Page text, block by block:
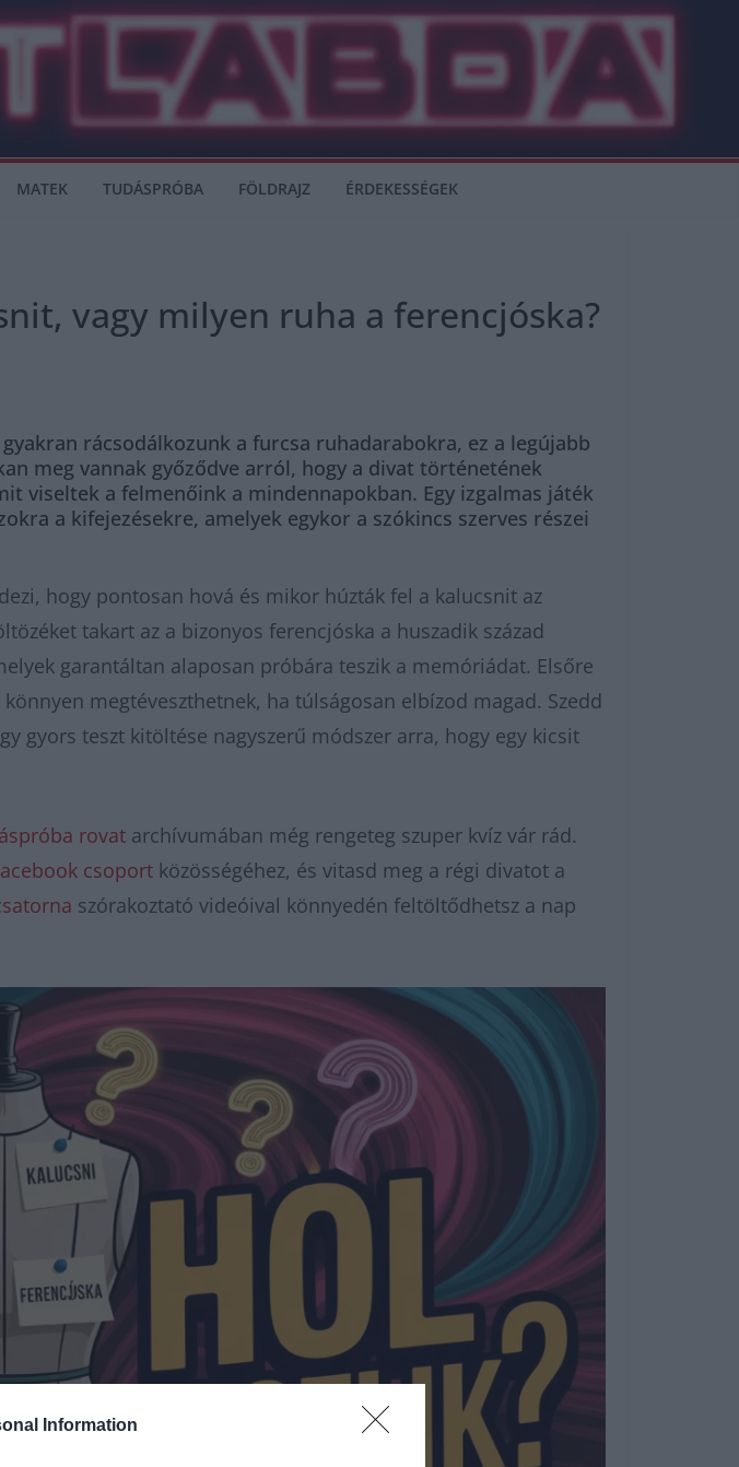
Information
MATEK TUDÁSPRÓBA FÖLDRAJZ ÉRDEKESSÉGEK
vagy milyen ruha a ferencjóska?
rácsodálkozunk a furcsa ruhadarabokra, ez a legújabb
meg vannak győződve arról, hogy a divat történetének
viseltek a felmenőink a mindennapokban. Egy izgalmas játék
a kifejezésekre, amelyek egykor a szókincs szerves részei
hogy pontosan hová és mikor húzták fel a kalucsnit az
takart az a bizonyos ferencjóska a huszadik század
garantáltan alaposan próbára teszik a memóriádat. Elsőre
megtéveszthetnek, ha túlságosan elbízod magad. Szedd
gyors teszt kitöltése nagyszerű módszer arra, hogy egy kicsit
rovat archívumában még rengeteg szuper kvíz vár rád.
csoport közösségéhez, és vitasd meg a régi divatot a
szórakoztató videóival könnyedén feltöltődhetsz a nap